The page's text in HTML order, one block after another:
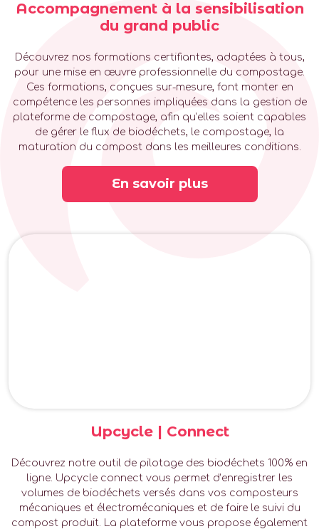
Accompagnement à la sensibilisation
du grand public
Découvrez nos formations certifiantes, adaptées à tous,
pour une mise en œuvre professionnelle du compostage.
Ces formations, conçues sur-mesure, font monter en
compétence les personnes impliquées dans la gestion de
plateforme de compostage, afin qu’elles soient capables
de gérer le flux de biodéchets, le compostage, la
maturation du compost dans les meilleures conditions.
En savoir plus
Upcycle | Connect
Découvrez notre outil de pilotage des biodéchets 100% en
ligne. Upcycle connect vous permet d’enregistrer les
volumes de biodéchets versés dans vos composteurs
mécaniques et électromécaniques et de faire le suivi du
compost produit. La plateforme vous propose également